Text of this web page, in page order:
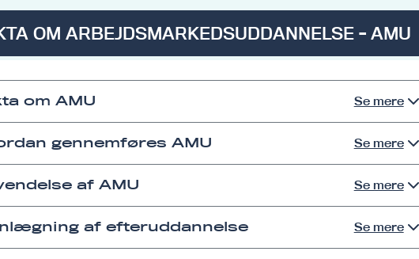
OM ARBEJDSMARKEDSUDDANNELSE - AMU
om AMU Se mere
gennemføres AMU Se mere
af AMU Se mere
af efteruddannelse Se mere